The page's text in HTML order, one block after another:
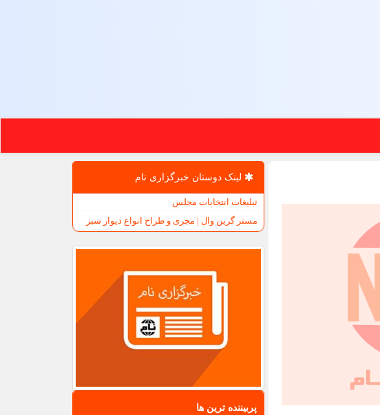
لینک دوستان خبرگزاری نام
تبلیغات انتخابات مجلس
مستر گرین وال | مجری و طراح انواع دیوار سبز
پربیننده ترین ها